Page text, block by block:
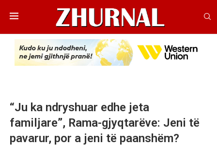
“Ju ka ndryshuar edhe jeta
familjare”, Rama-gjyqtarëve: Jeni të
pavarur, por a jeni të paanshëm?